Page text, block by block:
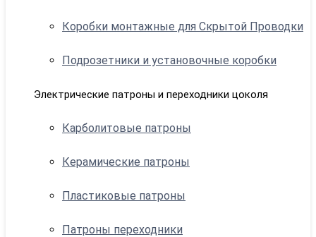
Коробки монтажные для Скрытой Проводки
Подрозетники и установочные коробки
Электрические патроны и переходники цоколя
Карболитовые патроны
Керамические патроны
Пластиковые патроны
Патроны переходники